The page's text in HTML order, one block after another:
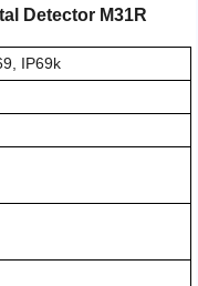
Detector M31R
IP69k